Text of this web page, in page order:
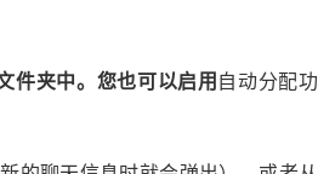
件夹中。您也可以启用 自动分配功